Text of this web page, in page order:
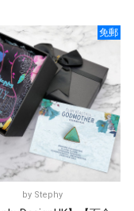
免郵
by Stephy